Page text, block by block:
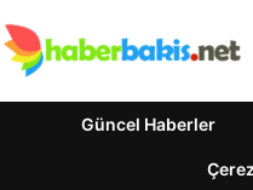
Güncel Haberler